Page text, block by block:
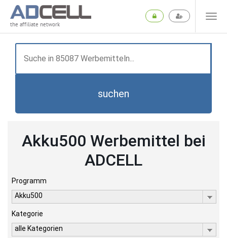
the affiliate network
suchen
Akku500 Werbemittel bei
ADCELL
Programm
Akku500
Kategorie
alle Kategorien